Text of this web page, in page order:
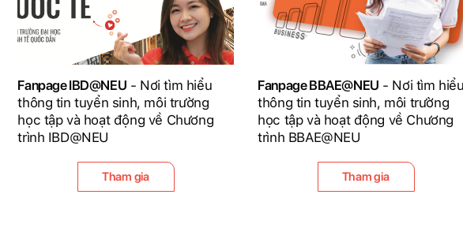
Fanpage IBD@NEU - Nơi tìm hiểu
thông tin tuyển sinh, môi trường
học tập và hoạt động về Chương
trình IBD@NEU
Tham gia
Fanpage BBAE@NEU - Nơi tìm hiểu
thông tin tuyển sinh, môi trường
học tập và hoạt động về Chương
trình BBAE@NEU
Tham gia